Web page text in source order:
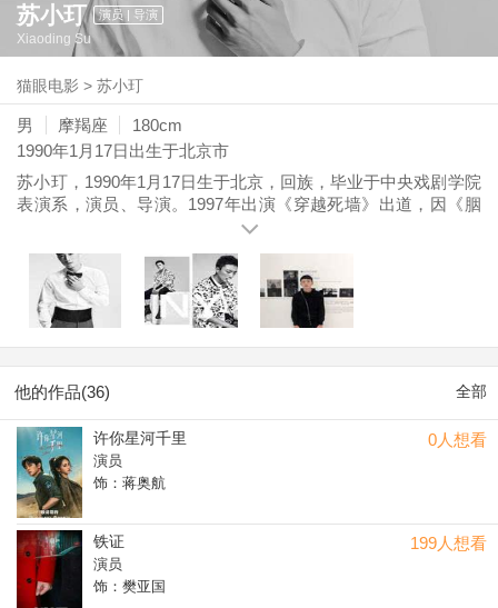
苏小玎 演员 | 导演
Xiaoding Su
猫眼电影 >苏小玎
男 摩羯座
180cm
1990年1月17日 出生于北京市
苏小玎，1990年1月17日生于北京，回族，毕业于中央戏剧学院
表演系，演员、导演。1997年出演《穿越死墙》出道，因《胭
脂》仙道枫初获关注；2023年凭《狂飙》高启盛爆火出圈，代
行》（饰赵金丰），兼具扎实话剧功底与音乐特长，擅长塑造
层次丰富的复杂派人物。
他的作品(36) 全部
0人想看
许你星河千里
演员
饰：蒋奥航
199人想看
铁证
演员
饰：樊亚国